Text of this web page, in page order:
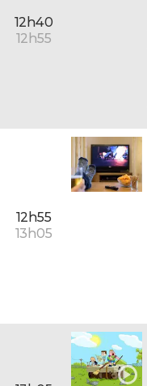
12h40
12h55
12h55
13h05